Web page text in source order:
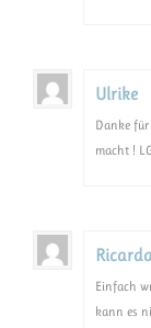
Ulrike
Danke
macht !
Einfach
kann es